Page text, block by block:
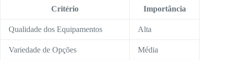
Critério Importância
Qualidade dos Equipamentos Alta
Variedade de Opções Média